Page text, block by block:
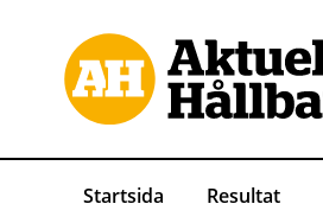
Startsida Resultat